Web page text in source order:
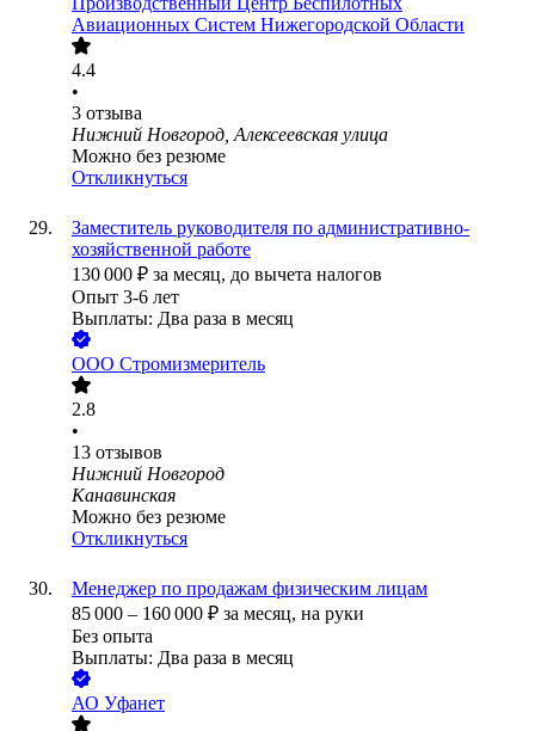
Авиационных Систем Нижегородской Области
4.4
•
3 отзыва
Нижний Новгород, Алексеевская улица
Можно без резюме
Откликнуться
Заместитель руководителя по административно-
хозяйственной работе
130 000 ₽ за месяц, до вычета налогов
Опыт 3-6 лет
Выплаты: Два раза в месяц
ООО Стромизмеритель
2.8
•
13 отзывов
Нижний Новгород
Канавинская
Можно без резюме
Откликнуться
Менеджер по продажам физическим лицам
85 000 – 160 000 ₽ за месяц, на руки
Без опыта
Выплаты: Два раза в месяц
АО Уфанет